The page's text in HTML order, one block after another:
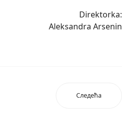
Direktorka:
Aleksandra Arsenin
Следећа